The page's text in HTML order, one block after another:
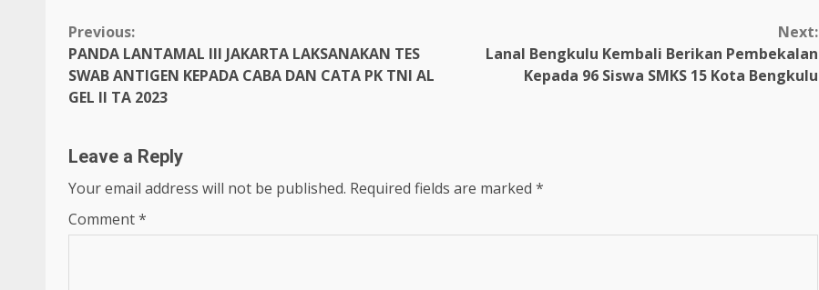
Continue
Reading
Previous:
PANDA LANTAMAL III JAKARTA LAKSANAKAN TES
SWAB ANTIGEN KEPADA CABA DAN CATA PK TNI AL
GEL II TA 2023
Next:
Lanal Bengkulu Kembali Berikan Pembekalan
Kepada 96 Siswa SMKS 15 Kota Bengkulu
Leave a Reply
Your email address will not be published. Required fields are marked *
Comment*